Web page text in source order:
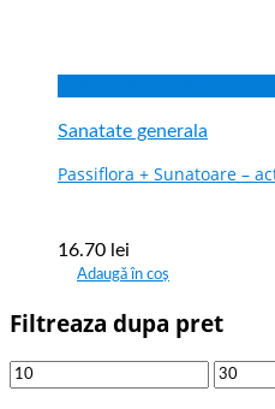
Sanatate generala
Passiflora + Sunatoare –
16.70 lei
Adaugă în coș
Filtreaza dupa pret